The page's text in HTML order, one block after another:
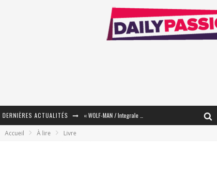
DERNIÈRES ACTUALITÉS
Accueil À lire Livre